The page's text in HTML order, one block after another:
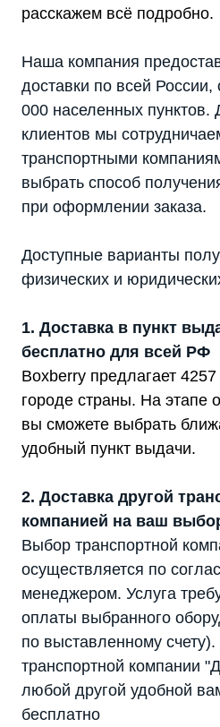
расскажем всё подробно.
Наша компания
доставки по всей
000 населенных пунктов.
клиентов мы
транспортными
выбрать способ
при оформлении заказа.
Доступные варианты
физических и
1. Доставка в пункт
бесплатно для всей РФ
Boxberry предлагает
городе страны. На этапе
вы сможете выбрать
удобный пункт выдачи.
2. Доставка другой
компанией на ваш
Выбор транспортной
осуществляется по
менеджером. Услуга
оплаты выбранного
по выставленному
транспортной компании
любой другой удобной
бесплатно